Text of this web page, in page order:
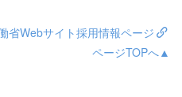
省Webサイト採用情報ページ
ページTOPへ▲